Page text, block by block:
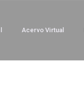
Acervo Virtual